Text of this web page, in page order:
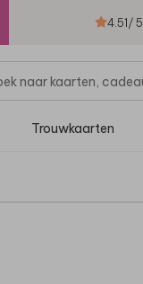
4.51/
Trouwkaarten